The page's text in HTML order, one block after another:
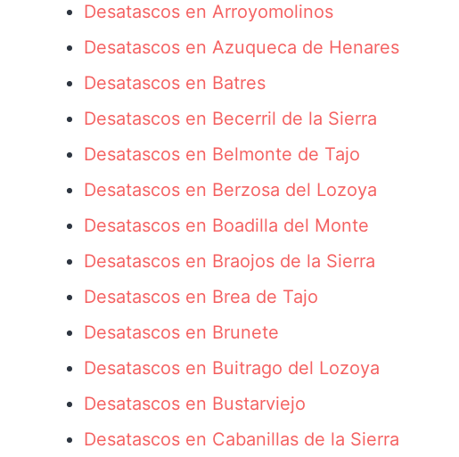
Desatascos en Arroyomolinos
Desatascos en Azuqueca de Henares
Desatascos en Batres
Desatascos en Becerril de la Sierra
Desatascos en Belmonte de Tajo
Desatascos en Berzosa del Lozoya
Desatascos en Boadilla del Monte
Desatascos en Braojos de la Sierra
Desatascos en Brea de Tajo
Desatascos en Brunete
Desatascos en Buitrago del Lozoya
Desatascos en Bustarviejo
Desatascos en Cabanillas de la Sierra